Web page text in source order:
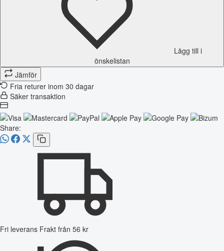
Lägg till i
önskelistan
Jämför
Fria returer inom 30 dagar
Säker transaktion
Share:
Fri leverans Frakt från 56 kr